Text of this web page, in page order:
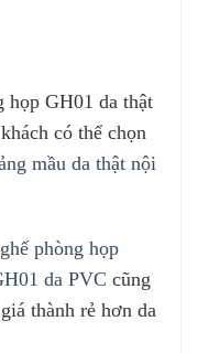
họp GH01 da thật
có thể chọn
mầu da thật nội
ghế phòng họp
da PVC cũng
thành rẻ hơn da